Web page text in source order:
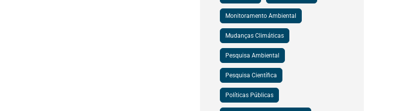
Monitoramento Ambiental
Mudanças Climáticas
Pesquisa Ambiental
Pesquisa Científica
Políticas Públicas